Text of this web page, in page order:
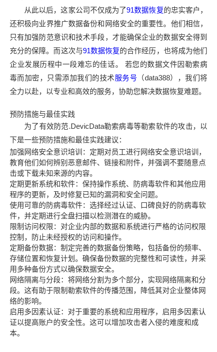
从此以后，这家公司不仅成为了91数据恢复的忠实客户，
还积极向业界推广数据备份和网络安全的重要性。他们相信，
只有加强防范意识和技术手段，才能确保企业的数据安全得到
充分的保障。而这次与91数据恢复的合作经历，也将成为他们
企业发展历程中一段难忘的佳话。 若您的数据文件因勒索病
毒而加密，只需添加我们的技术服务号 （data388），我们将
全力以赴，以专业和高效的服务，协助您解决数据恢复难题。
预防措施与最佳实践
为了有效防范.DevicData勒索病毒等勒索软件的攻击，以
下是一些预防措施和最佳实践建议：
加强网络安全意识培训：定期对员工进行网络安全意识培训，
教育他们如何辨别恶意邮件、链接和附件，并强调不要随意点
击或下载未知来源的内容。
定期更新系统和软件：保持操作系统、防病毒软件和其他应用
程序的更新，及时修复已知的漏洞和安全问题。
使用可靠的防病毒软件：选择经过认证、口碑良好的防病毒软
件，并定期进行全盘扫描以检测潜在的威胁。
限制访问权限：对企业内部的数据和系统进行严格的访问权限
控制，防止未经授权的访问和操作。
定期备份数据：制定完善的数据备份策略，包括备份的频率、
存储位置和恢复计划。确保备份数据的完整性和可读性，并采
用多种备份方式以确保数据安全。
网络隔离与分段：将网络分割为多个部分，实现网络隔离和分
段。这有助于限制勒索软件的传播范围，降低其对企业整体网
络的影响。
启用多因素认证：对于重要的系统和应用程序，启用多因素认
证以提高账户的安全性。这可以增加攻击者入侵的难度和成
本。